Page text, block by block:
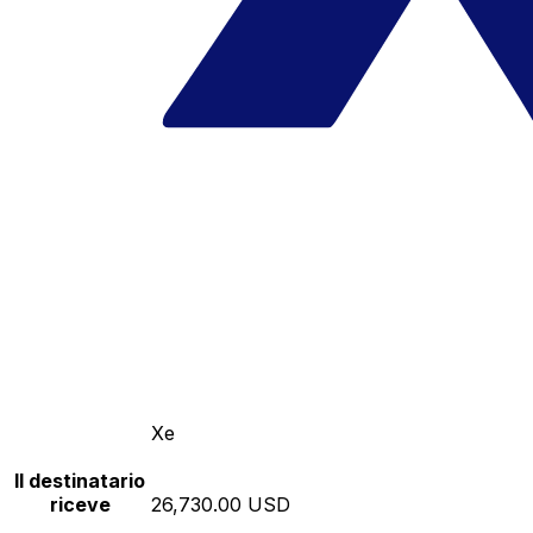
Xe
Il destinatario
riceve
26,730.00 USD